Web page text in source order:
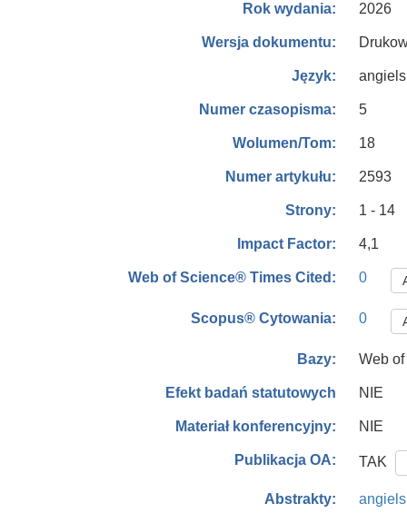
Rok wydania: 2026
Wersja dokumentu:
Język:
Numer czasopisma: 5
Wolumen/Tom: 18
Numer artykułu: 2593
Strony: 1 - 14
Impact Factor: 4,1
Web of Science® Times Cited: 0
Scopus® Cytowania: 0
Bazy: Web
Efekt badań statutowych NIE
Materiał konferencyjny: NIE
Publikacja OA: TAK
Abstrakty: